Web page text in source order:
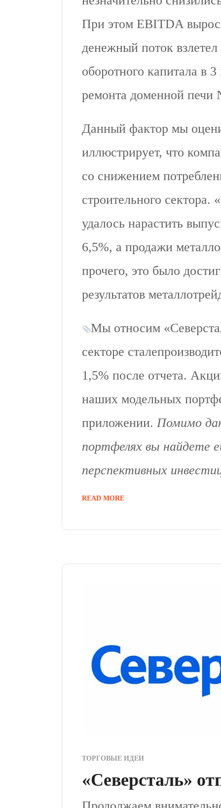
При этом EBITDA
денежный поток
оборотного капитала в
ремонта доменной
Данный фактор мы
иллюстрирует, что
со снижением
строительного сектора.
удалось нарастить
6,5%, а продажи
прочего, это было
результатов
Мы относим
секторе
1,5% после отчета.
наших модельных
приложении. Помимо
портфелях вы найдете
перспективных
READ MORE
ТОРГОВЫЕ ИДЕИ
«Северсталь»